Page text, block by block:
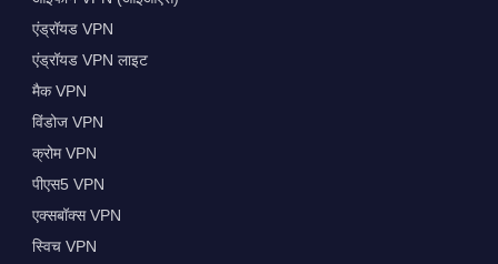
एंड्रॉयड VPN
एंड्रॉयड VPN लाइट
मैक VPN
विंडोज VPN
क्रोम VPN
पीएस5 VPN
एक्सबॉक्स VPN
स्विच VPN